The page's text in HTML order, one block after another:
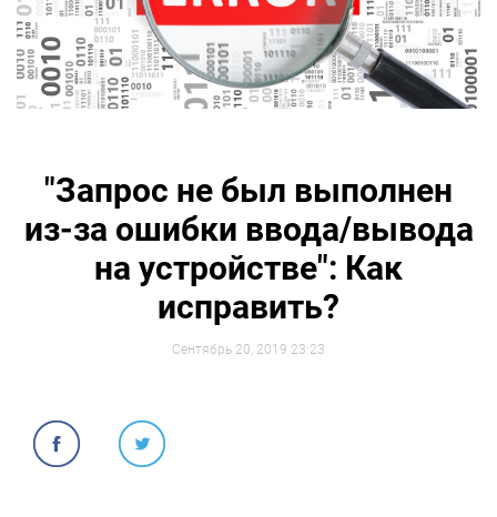
"Запрос не был выполнен
из-за ошибки ввода/вывода
на устройстве": Как
исправить?
Сентябрь 20, 2019 23:23